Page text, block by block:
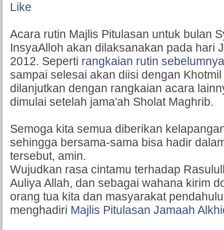
Like
Acara rutin Majlis Pitulasan untuk bulan
InsyaAlloh akan dilaksanakan pada hari
2012. Seperti rangkaian rutin sebelumnya
sampai selesai akan diisi dengan
dilanjutkan dengan rangkaian acara
dimulai setelah jama'ah Sholat Maghrib.
Semoga kita semua diberikan
sehingga bersama-sama bisa hadir
tersebut, amin.
Wujudkan rasa cintamu terhadap
Auliya Allah, dan sebagai wahana kirim
orang tua kita dan masyarakat
menghadiri Majlis Pitulasan Jamaah